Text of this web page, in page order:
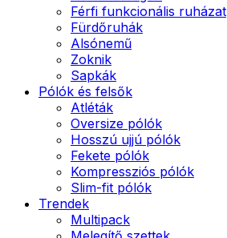
Férfi funkcionális ruházat
Fürdőruhák
Alsónemű
Zoknik
Sapkák
Pólók és felsők
Atléták
Oversize pólók
Hosszú ujjú pólók
Fekete pólók
Kompressziós pólók
Slim-fit pólók
Trendek
Multipack